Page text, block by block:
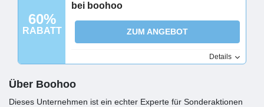
60%
RABATT
bei boohoo
ZUM ANGEBOT
Details
Über Boohoo
Dieses Unternehmen ist ein echter Experte für Sonderaktionen